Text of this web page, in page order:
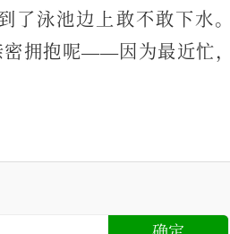
了泳池边上敢不敢下水
密拥抱呢——因为最近忙